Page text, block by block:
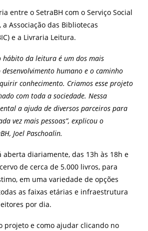
entre o SetraBH com o Serviço Social
Associação das Bibliotecas
e a Livraria Leitura.
hábito da leitura é um dos mais
humano e o caminho
conhecimento. Criamos esse projeto
com toda a sociedade. Nessa
a ajuda de diversos parceiros para
vez mais pessoas”, explicou o
Joel Paschoalin.
aberta diariamente, das 13h às 18h e
de cerca de 5.000 livros, para
em uma variedade de opções
as faixas etárias e infraestrutura
por dia.
projeto e como ajudar clicando no